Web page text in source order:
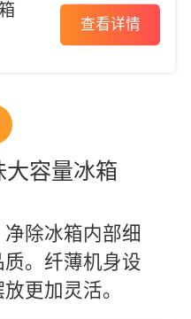
查看详情
大容量冰箱
除冰箱内部细
。纤薄机身设
更加灵活。